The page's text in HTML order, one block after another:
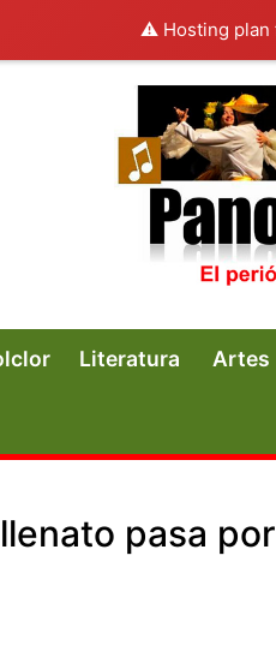
⚠️ Hosting plan
Literatura Artes
pasa